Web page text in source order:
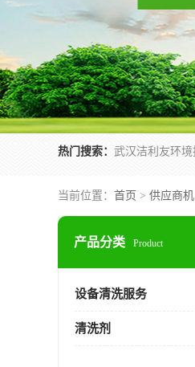
热门搜索：
当前位置： 首页 > 供应商机
产品分类 Product
设备清洗服务
清洗剂